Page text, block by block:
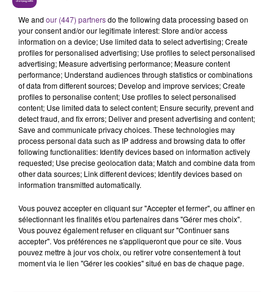
12h23
12h23
IMAGINE DRAGONS
Demons
12h20
12h20
ALEX WARREN
Fever Dream
12h17
12h17
We and our (447) partnersdo the following data processing based on
your consent and/or our legitimate interest: Store and/or access
information on a device; Use limited data to select advertising; Create
profiles for personalised advertising; Use profiles to select personalised
advertising; Measure advertising performance; Measure content
performance; Understand audiences through statistics or combinations
of data from different sources; Develop and improve services; Create
profiles to personalise content; Use profiles to select personalised
content; Use limited data to select content; Ensure security, prevent and
detect fraud, and fix errors; Deliver and present advertising and content;
Save and communicate privacy choices. These technologies may
process personal data such as IP address and browsing data to offer
following functionalities: Identify devices based on information actively
requested; Use precise geolocation data; Match and combine data from
other data sources; Link different devices; Identify devices based on
information transmitted automatically.
Vous pouvez accepter en cliquant sur "Accepter et fermer", ou affiner en
sélectionnant les finalités et/ou partenaires dans "Gérer mes choix".
Vous pouvez également refuser en cliquant sur "Continuer sans
accepter". Vos préférences ne s'appliqueront que pour ce site. Vous
pouvez mettre à jour vos choix, ou retirer votre consentement à tout
moment via le lien "Gérer les cookies" situé en bas de chaque page.